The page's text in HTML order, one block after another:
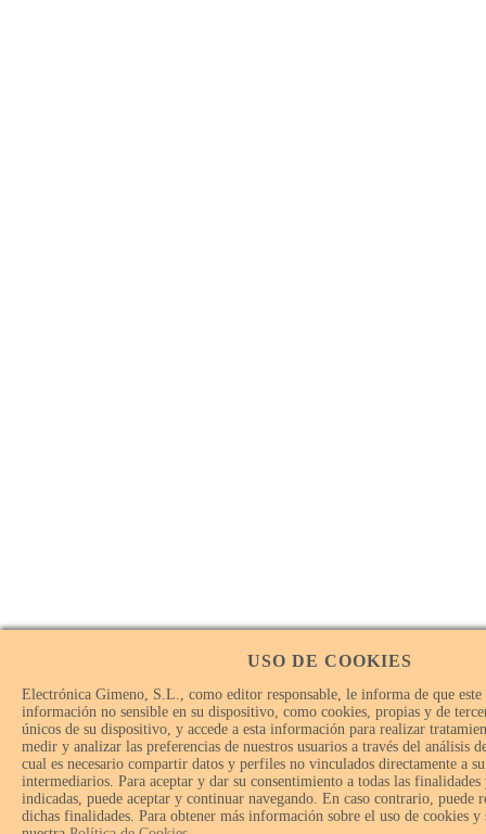
USO DE COOKIES
Electrónica Gimeno, S.L., como editor responsable, le informa de que este
información no sensible en su dispositivo, como cookies, propias y de
únicos de su dispositivo, y accede a esta información para realizar
medir y analizar las preferencias de nuestros usuarios a través del análisis
cual es necesario compartir datos y perfiles no vinculados directamente a
intermediarios. Para aceptar y dar su consentimiento a todas las
indicadas, puede aceptar y continuar navegando. En caso contrario, puede
dichas finalidades. Para obtener más información sobre el uso de cookies y